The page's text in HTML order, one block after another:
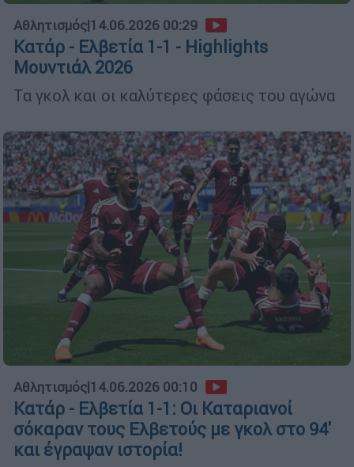
Αθλητισμός|14.06.2026 00:29
Κατάρ - Ελβετία 1-1 - Highlights
Μουντιάλ 2026
Τα γκολ και οι καλύτερες φάσεις του αγώνα
Αθλητισμός|14.06.2026 00:10
Κατάρ - Ελβετία 1-1: Οι Καταριανοί
σόκαραν τους Ελβετούς με γκολ στο 94'
και έγραψαν ιστορία!